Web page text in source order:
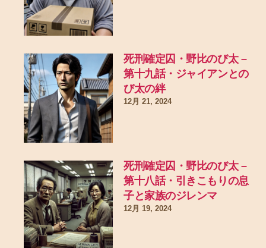
死刑確定囚・野比のび太 –
第十九話・ジャイアンとの
び太の絆
12月 21, 2024
死刑確定囚・野比のび太 –
第十八話・引きこもりの息
子と家族のジレンマ
12月 19, 2024